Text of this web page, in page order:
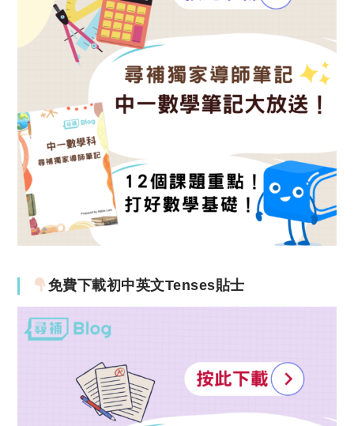
免費下載初中英文Tenses貼士